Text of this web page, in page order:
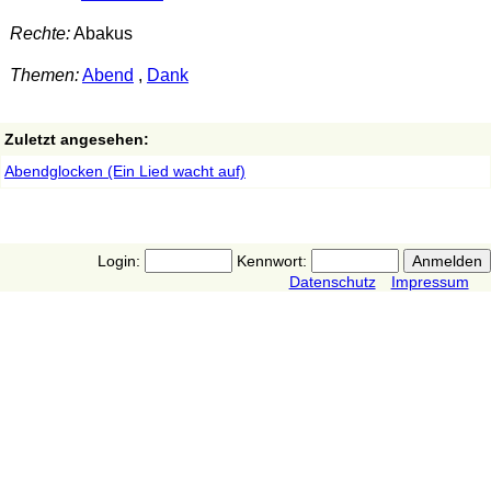
Rechte:Abakus
Themen:Abend , Dank
Zuletzt angesehen:
Abendglocken (Ein Lied wacht auf)
Login:
Kennwort:
Datenschutz
Impressum